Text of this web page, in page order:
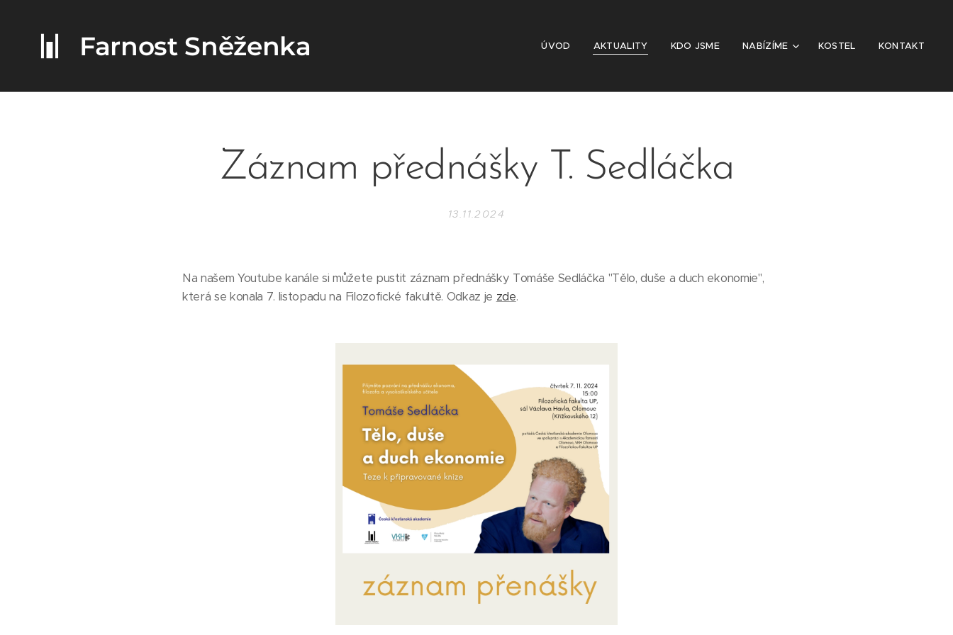
Farnost Sněženka ÚVOD AKTUALITY KDO JSME NABÍZÍME KOSTEL KONTAKT
Záznam přednášky T. Sedláčka
13.11.2024
Na našem Youtube kanále si můžete pustit záznam přednášky Tomáše Sedláčka "Tělo, duše a duch ekonomie",
která se konala 7. listopadu na Filozofické fakultě. Odkaz je zde.